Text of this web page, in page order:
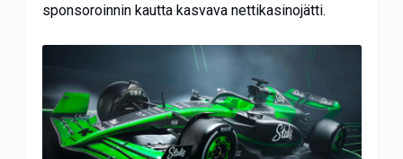
sponsoroinnin kautta kasvava nettikasinojätti.